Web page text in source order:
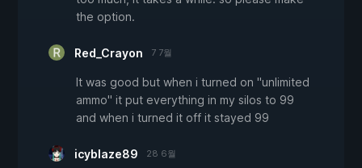
the option.
Red_Crayon 7 7월
It was good but when i turned on "unlimited
ammo" it put everything in my silos to 99
and when i turned it off it stayed 99
icyblaze89 28 6월